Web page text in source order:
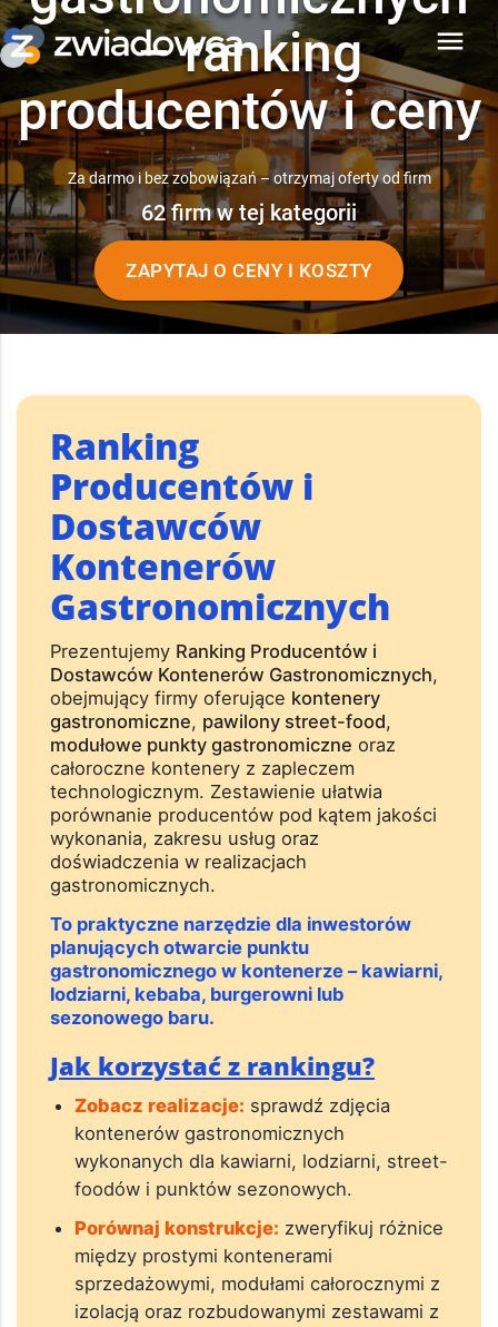
menu
– ranking
producentów i ceny
Za darmo i bez zobowiązań – otrzymaj oferty od firm
62 firm w tej kategorii
ZAPYTAJ O CENY I KOSZTY
Ranking
Producentów i
Dostawców
Kontenerów
Gastronomicznych
Prezentujemy Ranking Producentów i
Dostawców Kontenerów Gastronomicznych,
obejmujący firmy oferujące kontenery
gastronomiczne, pawilony street-food,
modułowe punkty gastronomiczne oraz
całoroczne kontenery z zapleczem
technologicznym. Zestawienie ułatwia
porównanie producentów pod kątem jakości
wykonania, zakresu usług oraz
doświadczenia w realizacjach
gastronomicznych.
To praktyczne narzędzie dla inwestorów
planujących otwarcie punktu
gastronomicznego w kontenerze – kawiarni,
lodziarni, kebaba, burgerowni lub
sezonowego baru.
Jak korzystać z rankingu?
Zobacz realizacje: sprawdź zdjęcia
kontenerów gastronomicznych
wykonanych dla kawiarni, lodziarni, street-
foodów i punktów sezonowych.
Porównaj konstrukcje: zweryfikuj różnice
między prostymi kontenerami
sprzedażowymi, modułami całorocznymi z
izolacją oraz rozbudowanymi zestawami z